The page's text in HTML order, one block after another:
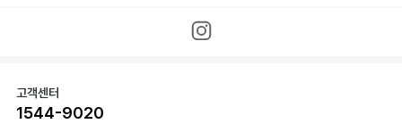
고객센터
1544-9020